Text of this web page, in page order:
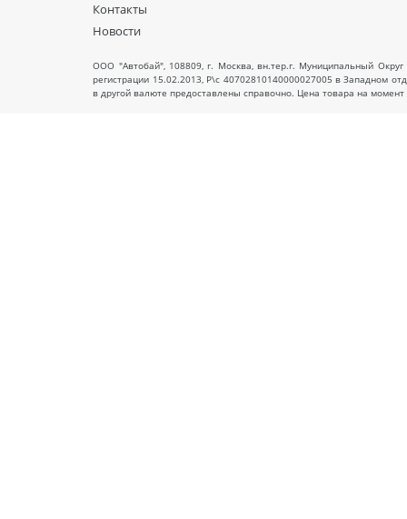
Контакты
Новости
ООО "Автобай", 108809, г. Москва, вн.тер.г. Муниципальный
регистрации 15.02.2013, Р\с 40702810140000027005 в Западном
в другой валюте предоставлены справочно. Цена товара на